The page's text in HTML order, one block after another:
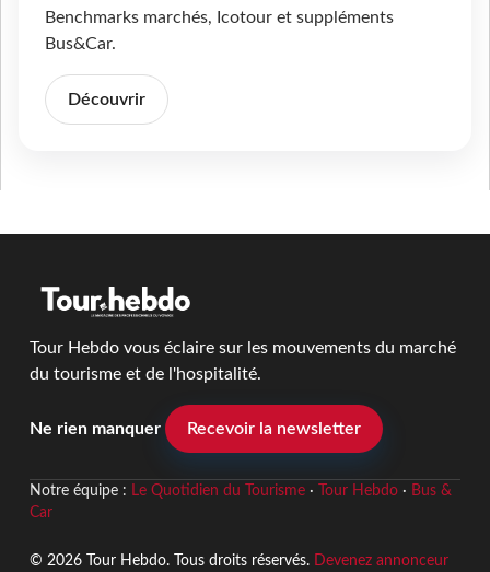
Benchmarks marchés, Icotour et suppléments
Bus&Car.
Découvrir
Tour Hebdo vous éclaire sur les mouvements du marché
du tourisme et de l'hospitalité.
Ne rien manquer Recevoir la newsletter
Notre équipe : Le Quotidien du Tourisme· Tour Hebdo· Bus &
Car
© 2026 Tour Hebdo. Tous droits réservés. Devenez annonceur